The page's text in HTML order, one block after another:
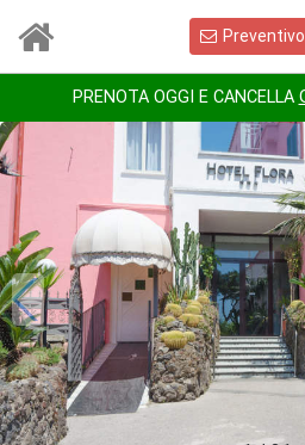
Preventivo
PRENOTA OGGI E CANCELLA